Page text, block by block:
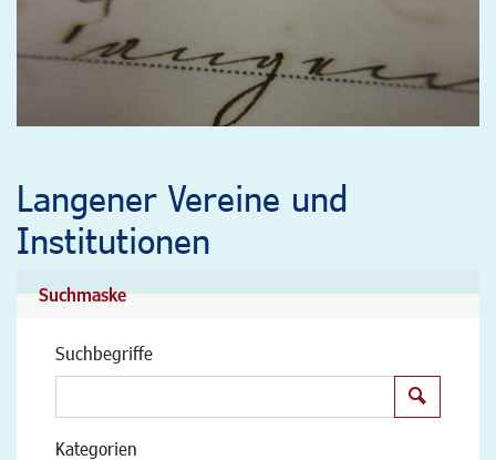
Langener Vereine und
Institutionen
Suchmaske
Suchbegriffe
Kategorien